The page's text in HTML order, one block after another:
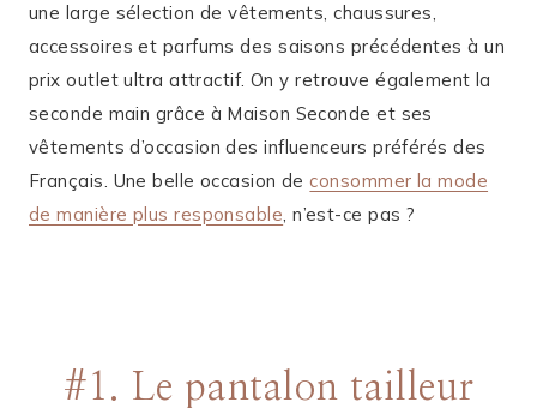
une large sélection de vêtements, chaussures,
accessoires et parfums des saisons précédentes à un
prix outlet ultra attractif. On y retrouve également la
seconde main grâce à Maison Seconde et ses
vêtements d’occasion des influenceurs préférés des
Français. Une belle occasion deconsommer la mode
de manière plus responsable, n’est-ce pas ?
#1. Le pantalon tailleur